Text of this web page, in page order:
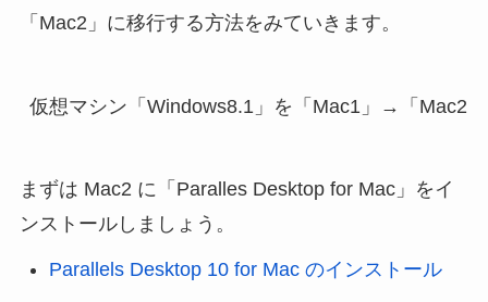
「Mac2」に移行する方法をみていきます。
まずは Mac2 に「Paralles Desktop for Mac」をイ
ンストールしましょう。
Parallels Desktop 10 for Mac のインストール